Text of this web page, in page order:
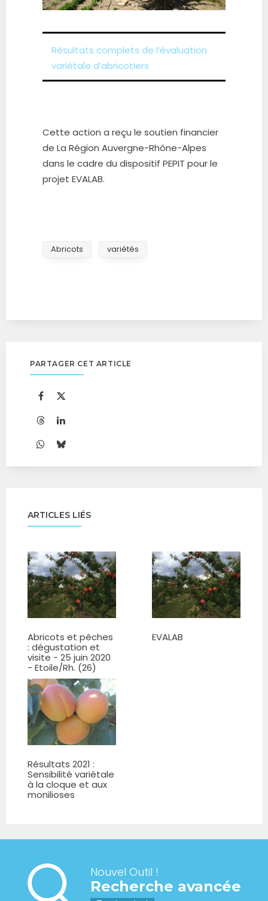
Résultats complets de l’évaluation
variétale d’abricotiers
Cette action a reçu le soutien financier
de La Région Auvergne-Rhône-Alpes
dans le cadre du dispositif PEPIT pour le
projet EVALAB.
Abricots variétés
PARTAGER CET ARTICLE
ARTICLES LIÉS
Abricots et pêches
: dégustation et
visite - 25 juin 2020
- Etoile/Rh. (26)
EVALAB
Résultats 2021 :
Sensibilité variétale
à la cloque et aux
monilioses
Nouvel Outil !
Recherche avancée